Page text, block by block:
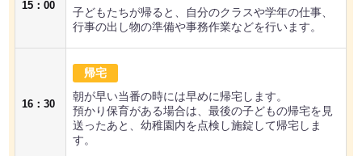
15：00
子どもたちが帰ると、自分のクラスや学年の仕事、
行事の出し物の準備や事務作業などを行います。
16：30
帰宅
朝が早い当番の時には早めに帰宅します。
預かり保育がある場合は、最後の子どもの帰宅を見
送ったあと、幼稚園内を点検し施錠して帰宅しま
す。